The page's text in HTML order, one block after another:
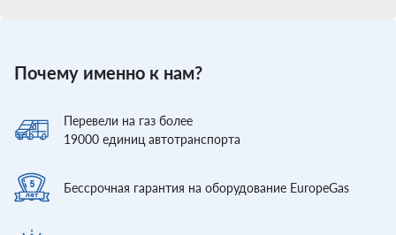
Почему именно к нам?
Перевели на газ более
19000 единиц автотранспорта
Бессрочная гарантия на оборудование EuropeGas